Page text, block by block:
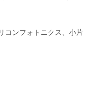
コンフォトニクス、小片